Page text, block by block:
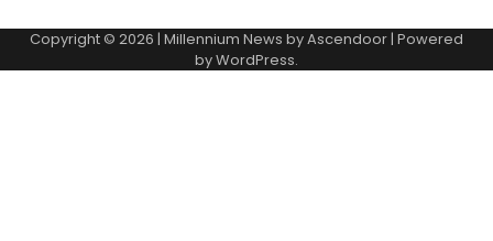
Copyright © 2026 | Millennium News byAscendoor | Powered
byWordPress.